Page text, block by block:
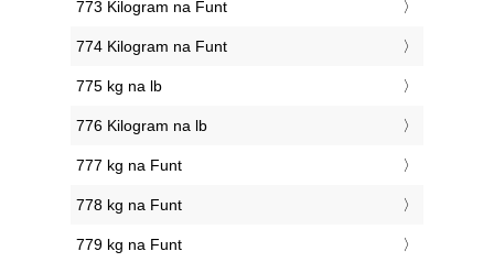
773 Kilogram na Funt
774 Kilogram na Funt
775 kg na lb
776 Kilogram na lb
777 kg na Funt
778 kg na Funt
779 kg na Funt